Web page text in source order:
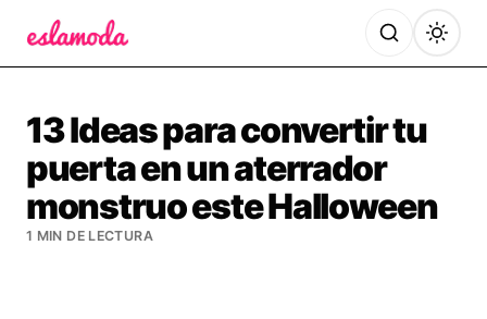
13 Ideas para convertir tu
puerta en un aterrador
monstruo este Halloween
1 MIN DE LECTURA